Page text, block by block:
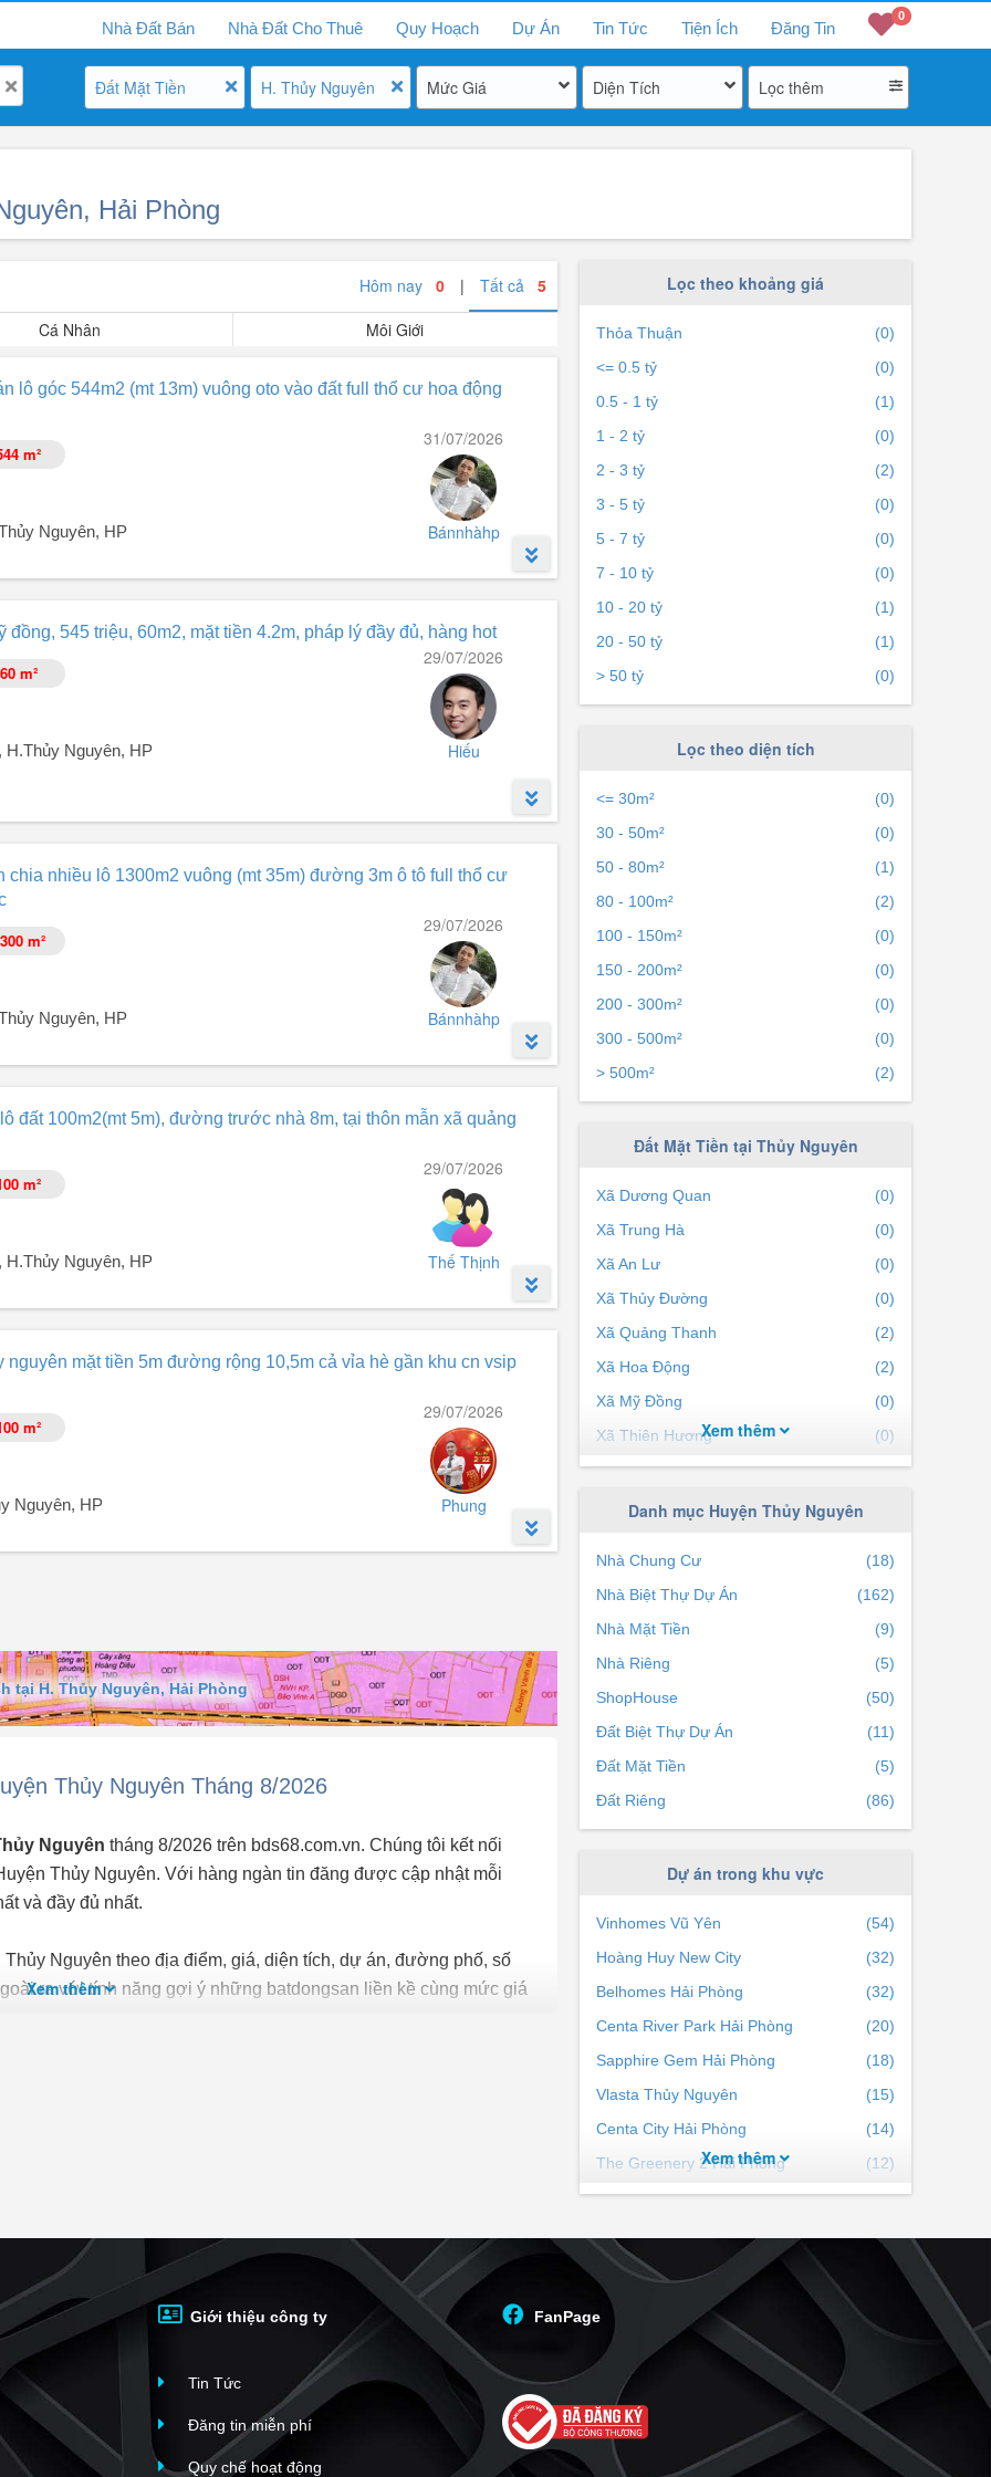
Nhà Đất Bán Nhà Đất Cho Thuê Quy Hoạch Dự Án Tin Tức Tiện Ích Đăng Tin
0
Đất Mặt Tiền H. Thủy Nguyên Mức Giá Diện Tích Lọc thêm
Hải Phòng
Hôm nay 0 | Tất cả 5
Cá Nhân Môi Giới
lô góc 544m2 (mt 13m) vuông oto vào đất full thổ cư hoa động
31/07/2026
Bánnhàhp
m²
Nguyên, HP
Đường vào trên 3m ô tô vào đất. Full thổ cư Hoa Động - TN. Gần Trung
- SĐCC.
đồng, 545 triệu, 60m2, mặt tiền 4.2m, pháp lý đầy đủ, hàng hot
29/07/2026
Hiếu
60 m²
H.Thủy Nguyên, HP
phố Thủy Nguyên, Hải Phòng), khu đất này cực kỳ tiềm năng với
biết thêm thông ...
chia nhiều lô 1300m2 vuông (mt 35m) đường 3m ô tô full thổ cư
29/07/2026
Bánnhàhp
m²
Nguyên, HP
rộng 35m full thổ cư Hoa Động - TN - Gần Trung tâm hành chính mới,
- đường 3m ô tô vào đất .
đất 100m2(mt 5m), đường trước nhà 8m, tại thôn mẫn xã quảng
29/07/2026
Thế Thịnh
m²
H.Thủy Nguyên, HP
nguyên mặt tiền 5m đường rộng 10,5m cả vỉa hè gần khu cn vsip
29/07/2026
Phung
m²
Nguyên, HP
tại H. Thủy Nguyên, Hải Phòng
Thủy Nguyên Tháng 8/2026
Nguyên tháng 8/2026 trên bds68.com.vn. Chúng tôi kết nối
Thủy Nguyên. Với hàng ngàn tin đăng được cập nhật mỗi
và đầy đủ nhất.
Nguyên theo địa điểm, giá, diện tích, dự án, đường phố, số
ra với tính năng gợi ý những batdongsan liền kề cùng mức giá
Xem thêm
Lọc theo khoảng giá
Thỏa Thuận
(0)
<= 0.5 tỷ
(0)
0.5 - 1 tỷ
(1)
1 - 2 tỷ
(0)
2 - 3 tỷ
(2)
3 - 5 tỷ
(0)
5 - 7 tỷ
(0)
7 - 10 tỷ
(0)
10 - 20 tỷ
(1)
20 - 50 tỷ
(1)
> 50 tỷ
(0)
Lọc theo diện tích
<= 30m²
(0)
30 - 50m²
(0)
50 - 80m²
(1)
80 - 100m²
(2)
100 - 150m²
(0)
150 - 200m²
(0)
200 - 300m²
(0)
300 - 500m²
(0)
> 500m²
(2)
Đất Mặt Tiền tại Thủy Nguyên
Xã Dương Quan
(0)
Xã Trung Hà
(0)
Xã An Lư
(0)
Xã Thủy Đường
(0)
Xã Quảng Thanh
(2)
Xã Hoa Động
(2)
Xã Mỹ Đồng
(0)
Xã Thiên Hương
(0)
Xã Lại Xuân
(0)
Xã Hòa Bình
Xã Chính Mỹ
(0)
Xã Gia Minh
(0)
Xã Ngũ Lão
(0)
Xã Lập Lễ
(1)
Xã Tân Dương
(0)
Xã An Sơn
(0)
Xã Thủy Triều
(0)
Xã Phục Lễ
(0)
Xã Thủy Sơn
Thị trấn Minh Đức
(0)
Xem thêm
Danh mục Huyện Thủy Nguyên
Nhà Chung Cư
(18)
Nhà Biệt Thự Dự Án
(162)
Nhà Mặt Tiền
(9)
Nhà Riêng
(5)
ShopHouse
(50)
Đất Biệt Thự Dự Án
(11)
Đất Mặt Tiền
(5)
Đất Riêng
(86)
Dự án trong khu vực
Vinhomes Vũ Yên
(54)
Hoàng Huy New City
(32)
Belhomes Hải Phòng
(32)
Centa River Park Hải Phòng
(20)
Sapphire Gem Hải Phòng
(18)
Vlasta Thủy Nguyên
(15)
Centa City Hải Phòng
(14)
The Greenery 2 Hải Phòng
(12)
Hoàng Huy Green River
(9)
Khu đô thị Bắc Sông Cấm
(7)
Bạch Đằng 1288
Quang Minh Green City
(2)
The Harbor Skyline
KDC Gò Gai
(1)
VSIP Hải Phòng
(1)
The Centric
(1)
Xem thêm
Giới thiệu công ty
Tin Tức
Đăng tin miễn phí
Quy chế hoạt động
FanPage